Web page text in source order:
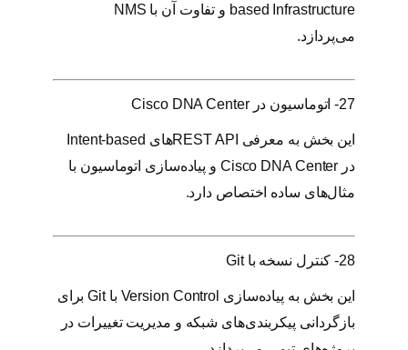
based Infrastructure و تفاوت آن با NMS
می‌پردازد.
27- اتوماسیون در Cisco DNA Center
این بخش به معرفی REST APIهای Intent-based
در Cisco DNA Center و پیاده‌سازی اتوماسیون با
مثال‌های ساده اختصاص دارد.
28- کنترل نسخه با Git
این بخش به پیاده‌سازی Version Control با Git برای
بازگردانی پیکربندی‌های شبکه و مدیریت تغییرات در